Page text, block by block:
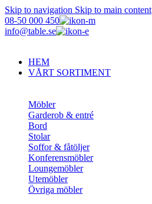
Skip to navigation Skip to main content
08-50 000 450
info@table.se
HEM
VÅRT SORTIMENT
Möbler
Garderob & entré
Bord
Stolar
Soffor & fåtöljer
Konferensmöbler
Loungemöbler
Utemöbler
Övriga möbler